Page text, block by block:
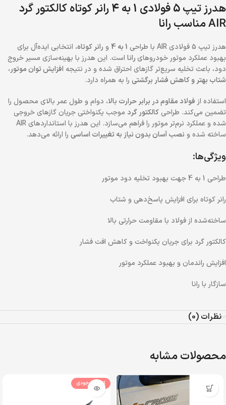
هدرز تیپ 5 فولادی 1 به 4 رانر کوتاه کالکتور گرد
AIR مناسب رانا
هدرز تیپ 5 فولادی AIR با طراحی 1 به 4 و رانر کوتاه، انتخابی ایده‌آل برای
بهبود عملکرد موتور خودروهایرانا است. این هدرز با بهینه‌سازی مسیر خروج
دود، باعث تخلیه سریع‌تر گازهای احتراق شده و در نتیجه افزایش توان موتور،
شتاب بهتر و کاهش فشار برگشتی را به همراه دارد.
استفاده از فولاد مقاوم در برابر حرارت بالا، دوام و طول عمر بالای محصول را
تضمین می‌کند. طراحی کالکتور گرد موجب یکنواختی جریان گازهای خروجی
شده و عملکرد نرم‌تر موتور را فراهم می‌سازد. این هدرز با استانداردهای AIR
ساخته شده و نصب آسان بدون نیاز به تغییرات اساسی را ارائه می‌دهد.
ویژگی‌ها:
طراحی 1 به 4 جهت بهبود تخلیه دود موتور
رانر کوتاه برای افزایش پاسخ‌دهی و شتاب
ساخته‌شده از فولاد با مقاومت حرارتی بالا
کالکتور گرد برای جریان یکنواخت و کاهش افت فشار
افزایش راندمان و بهبود عملکرد موتور
سازگار با رانا
نظرات (0)
محصولات مشابه
اتمام موجودی